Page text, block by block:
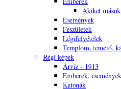
Akiket
Események
Feszületek
Légifelvételek
Templom, temető,
Régi képek
Árvíz - 1913
Emberek, események
Katonák